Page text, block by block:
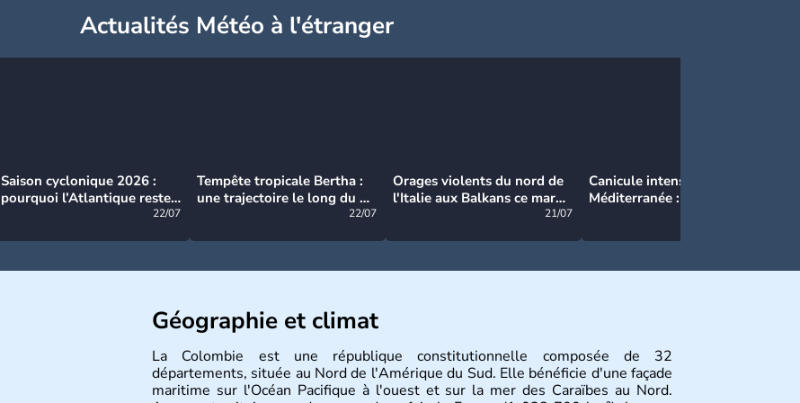
Actualités Météo à l'étranger
Saison cyclonique 2026 :
pourquoi l’Atlantique reste
22/07
Tempête tropicale Bertha :
une trajectoire le long du du
22/07
Orages violents du nord de
l'Italie aux Balkans ce mardi
21/07
Canicule intense en
Méditerranée : près de 50°C
Géographie et climat
La Colombie est une république constitutionnelle composée de 32
départements, située au Nord de l'Amérique du Sud. Elle bénéficie d'une façade
maritime sur l'Océan Pacifique à l'ouest et sur la mer des Caraïbes au Nord.